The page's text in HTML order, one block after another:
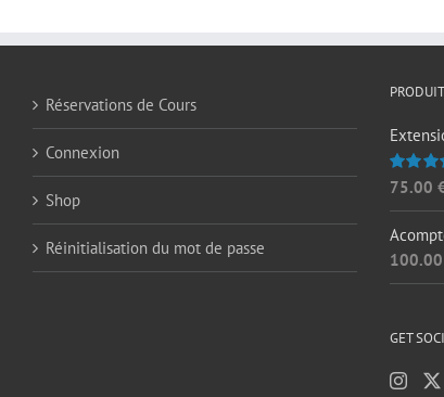
Réservations de Cours
Connexion
Shop
Réinitialisation du mot de passe
Note
75.00
100.00
GET